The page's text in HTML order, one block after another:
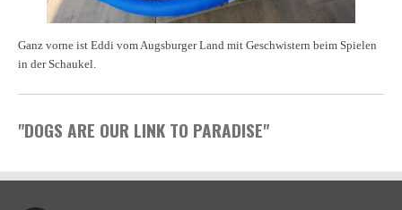
Ganz vorne ist Eddi vom Augsburger Land mit Geschwistern beim Spielen
in der Schaukel.
"DOGS ARE OUR LINK TO PARADISE"